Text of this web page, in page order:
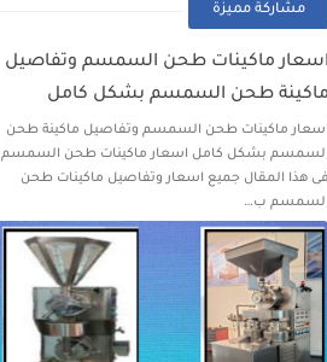
مشاركة مميزة
اسعار ماكينات طحن السمسم وتفاصيل
ماكينة طحن السمسم بشكل كامل
اسعار ماكينات طحن السمسم وتفاصيل ماكينة طحن
السمسم بشكل كامل اسعار ماكينات طحن السمسم
فى هذا المقال جميع اسعار وتفاصيل ماكينات طحن
السمسم ب…